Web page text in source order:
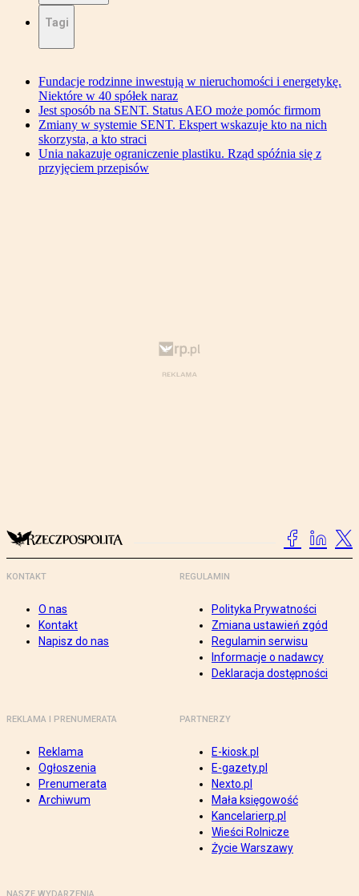
Tagi
Fundacje rodzinne inwestują w nieruchomości i energetykę.
Niektóre w 40 spółek naraz
Jest sposób na SENT. Status AEO może pomóc firmom
Zmiany w systemie SENT. Ekspert wskazuje kto na nich
skorzysta, a kto straci
Unia nakazuje ograniczenie plastiku. Rząd spóźnia się z
przyjęciem przepisów
KONTAKT
O nas
Kontakt
Napisz do nas
REGULAMIN
Polityka Prywatności
Zmiana ustawień zgód
Regulamin serwisu
Informacje o nadawcy
Deklaracja dostępności
REKLAMA I PRENUMERATA
Reklama
Ogłoszenia
Prenumerata
Archiwum
PARTNERZY
E-kiosk.pl
E-gazety.pl
Nexto.pl
Mała księgowość
Kancelarierp.pl
Wieści Rolnicze
Życie Warszawy